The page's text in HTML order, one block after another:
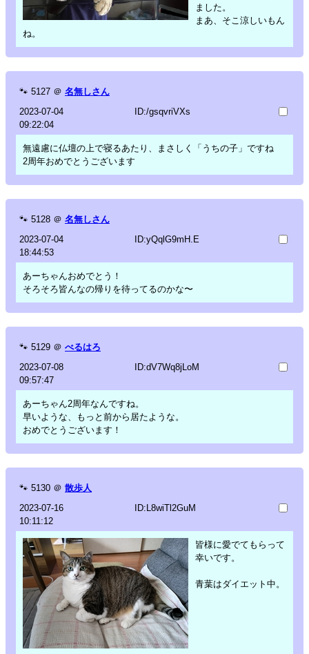
ました。
まあ、そこ涼しいもん
ね。
🐾 5127 ＠ 名無しさん
2023-07-04
09:22:04
ID:/gsqvriVXs
無遠慮に仏壇の上で寝るあたり、まさしく「うちの子」ですね
2周年おめでとうございます
🐾 5128 ＠ 名無しさん
2023-07-04
18:44:53
ID:yQqlG9mH.E
あーちゃんおめでとう！
そろそろ皆んなの帰りを待ってるのかな〜
🐾 5129 ＠ べるはろ
2023-07-08
09:57:47
ID:dV7Wq8jLoM
あーちゃん2周年なんですね。
早いような、もっと前から居たような。
おめでとうございます！
🐾 5130 ＠ 散歩人
2023-07-16
10:11:12
ID:L8wiTl2GuM
皆様に愛でてもらって
幸いです。
青葉はダイエット中。